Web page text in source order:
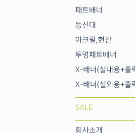
패트배너
등신대
아크릴,현판
투명패트배너
X-배너(실내용+출
X-배너(실외용+출
SALE
회사소개